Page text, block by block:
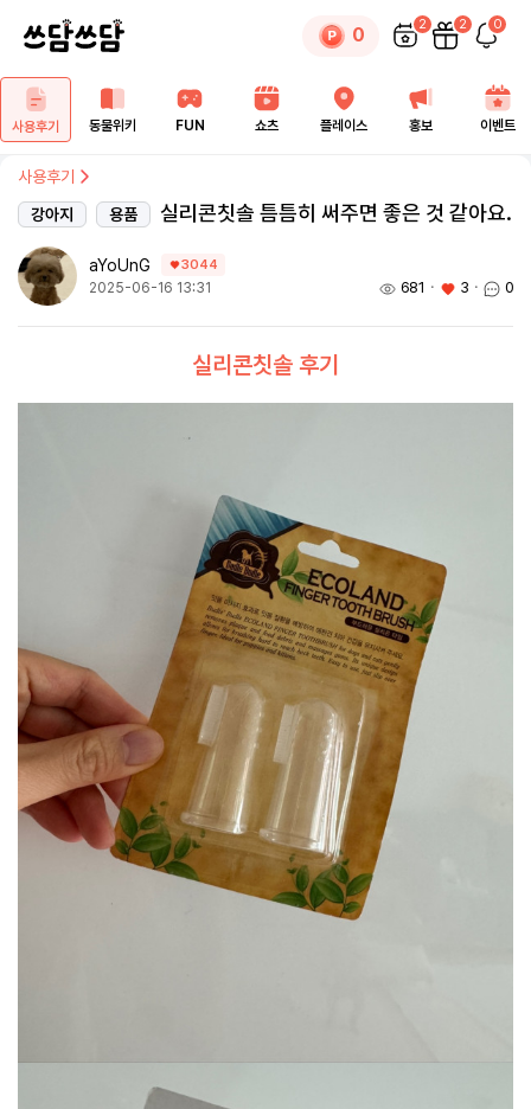
0 2 2 0
사용후기 동물위키 FUN 쇼츠 플레이스 홍보 이벤트
사용후기
강아지
용품 실리콘칫솔 틈틈히 써주면 좋은 것 같아요.
aYoUnG 3044
2025-06-16 13:31 681 ㆍ 3 ㆍ 0
실리콘칫솔 후기